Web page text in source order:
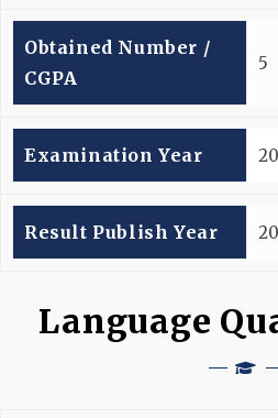
Obtained Number /
CGPA
5
Examination Year
Result Publish Year
Language